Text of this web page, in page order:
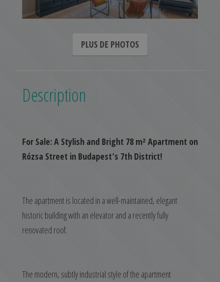
PLUS DE PHOTOS
Description
For Sale: A Stylish and Bright 78 m² Apartment on
Rózsa Street in Budapest’s 7th District!
The apartment is located in a well-maintained, elegant
historic building with an elevator and a recently fully
renovated roof.
The modern, subtly industrial style of the apartment